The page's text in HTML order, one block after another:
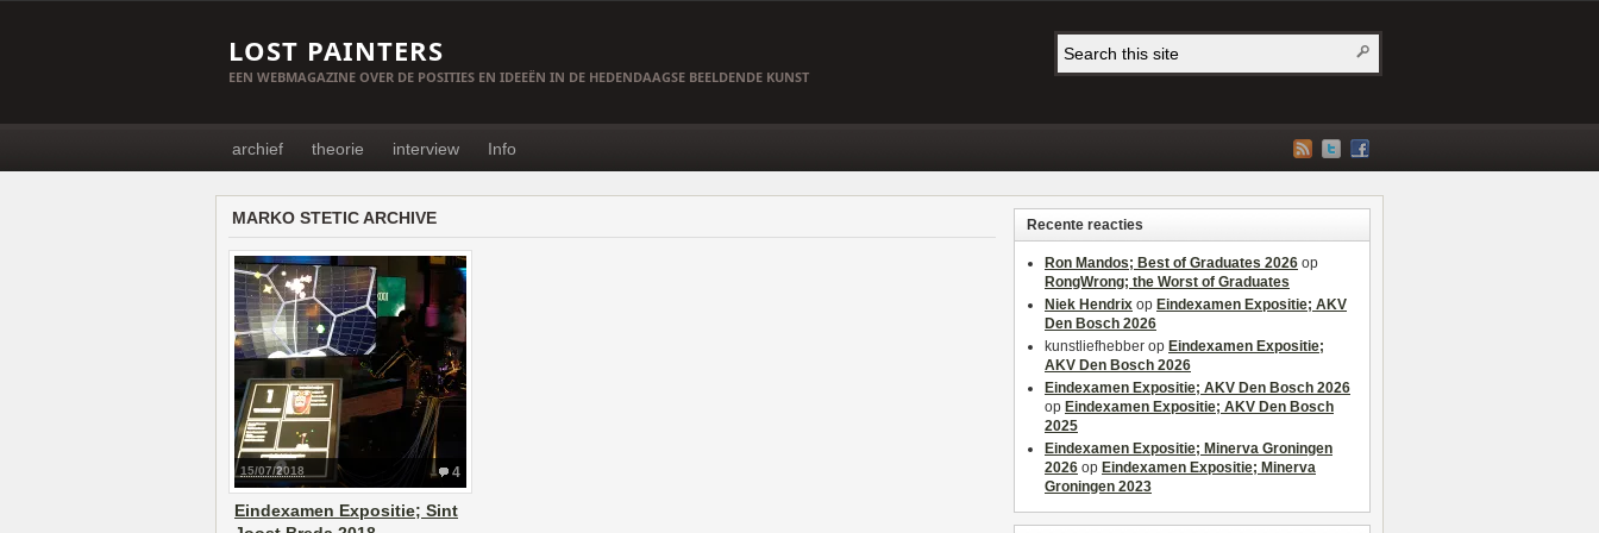
LOST PAINTERS
EEN WEBMAGAZINE OVER DE POSITIES EN IDEEËN IN DE HEDENDAAGSE BEELDENDE KUNST
archief theorie interview Info
MARKO STETIC ARCHIVE
4
15/07/2018
Eindexamen Expositie; Sint
Recente reacties
Ron Mandos; Best of Graduates 2026 op
RongWrong; the Worst of Graduates
Niek Hendrix op Eindexamen Expositie; AKV
Den Bosch 2026
kunstliefhebber op Eindexamen Expositie;
AKV Den Bosch 2026
Eindexamen Expositie; AKV Den Bosch 2026
op Eindexamen Expositie; AKV Den Bosch
2025
Eindexamen Expositie; Minerva Groningen
2026 op Eindexamen Expositie; Minerva
Groningen 2023